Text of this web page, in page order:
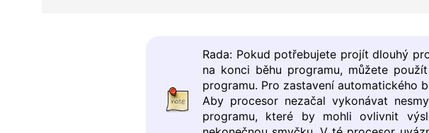
Rada: Pokud potřebujete projít dlouhý
na konci běhu programu, můžete
programu. Pro zastavení automatického
Aby procesor nezačal vykonávat
programu, které by mohli ovlivnit